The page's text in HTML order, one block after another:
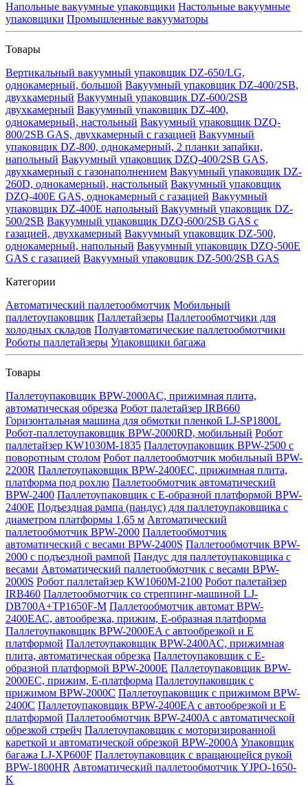
Напольные вакуумные упаковщики Настольные вакуумные
упаковщики Промышленные вакууматоры
Товары
Вертикальный вакуумный упаковщик DZ-650/LG,
однокамерный, большой Вакуумный упаковщик DZ-400/2SB,
двухкамерный Вакуумный упаковщик DZ-600/2SB
двухкамерный Вакуумный упаковщик DZ-400,
однокамерный, настольный Вакуумный упаковщик DZQ-
800/2SB GAS, двухкамерный с газацией Вакуумный
упаковщик DZ-800, однокамерный, 2 планки запайки,
напольный Вакуумный упаковщик DZQ-400/2SB GAS,
двухкамерный с газонаполнением Вакуумный упаковщик DZ-
260D, однокамерный, настольный Вакуумный упаковщик
DZQ-400E GAS, однокамерный с газацией Вакуумный
упаковщик DZ-400E напольный Вакуумный упаковщик DZ-
500/2SB Вакуумный упаковщик DZQ-600/2SB GAS с
газацией, двухкамерный Вакуумный упаковщик DZ-500,
однокамерный, напольный Вакуумный упаковщик DZQ-500E
GAS с газацией Вакуумный упаковщик DZ-500/2SB GAS
Категории
Автоматический паллетообмотчик Мобильный
паллетоупаковщик Паллетайзеры Паллетообмотчики для
холодных складов Полуавтоматические паллетообмотчики
Роботы паллетайзеры Упаковщики багажа
Товары
Паллетоупаковщик BPW-2000AC, прижимная плита,
автоматическая обрезка Робот палетайзер IRB660
Горизонтальная машина для обмотки пленкой LJ-SP1800L
Робот-паллетоупаковщик BPW-2000RD, мобильный Робот
паллетайзер KW1030M-1835 Паллетоупаковщик BPW-2500 с
поворотным столом Робот паллетообмотчик мобильный BPW-
2200R Паллетоупаковщик BPW-2400EC, прижимная плита,
платформа под рохлю Паллетообмотчик автоматический
BPW-2400 Паллетоупаковщик с Е-образной платформой BPW-
2400E Подъездная рампа (пандус) для паллетоупаковщика с
диаметром платформы 1,65 м Автоматический
паллетообмотчик BPW-2000 Паллетообмотчик
автоматический с весами BPW-2400S Паллетообмотчик BPW-
2000 с подъездной рампой Пандус для паллетоупаковщика с
весами Автоматический паллетообмотчик с весами BPW-
2000S Робот паллетайзер KW1060M-2100 Робот палетайзер
IRB460 Паллетообмотчик со стреппинг-машиной LJ-
DB700A+TP1650F-M Паллетообмотчик автомат BPW-
2400ЕАС, автообрезка, прижим, Е-образная платформа
Паллетоупаковщик BPW-2000EA с автообрезкой и Е
платформой Паллетоупаковщик BPW-2400AC, прижимная
плита, автоматическая обрезка Паллетоупаковщик с Е-
образной платформой BPW-2000E Паллетоупаковщик BPW-
2000EC, прижим, Е-платформа Паллетоупаковщик с
прижимом BPW-2000C Паллетоупаковщик с прижимом BPW-
2400C Паллетоупаковщик BPW-2400EA с автообрезкой и Е
платформой Паллетообмотчик BPW-2400A с автоматической
обрезкой стрейч Паллетоупаковщик с моторизированной
кареткой и автоматической обрезкой BPW-2000A Упаковщик
багажа LJ-XP600F Паллетоупаковщик с вращающейся рукой
BPW-1800HR Автоматический паллетообмотчик YJPO-1650-
K